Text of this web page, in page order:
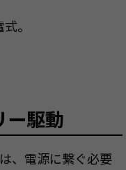
。
駆動
、電源に繋ぐ必要